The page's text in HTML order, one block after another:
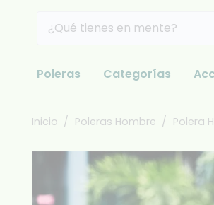
Poleras Categorías
Inicio / Poleras Hombre / Polera